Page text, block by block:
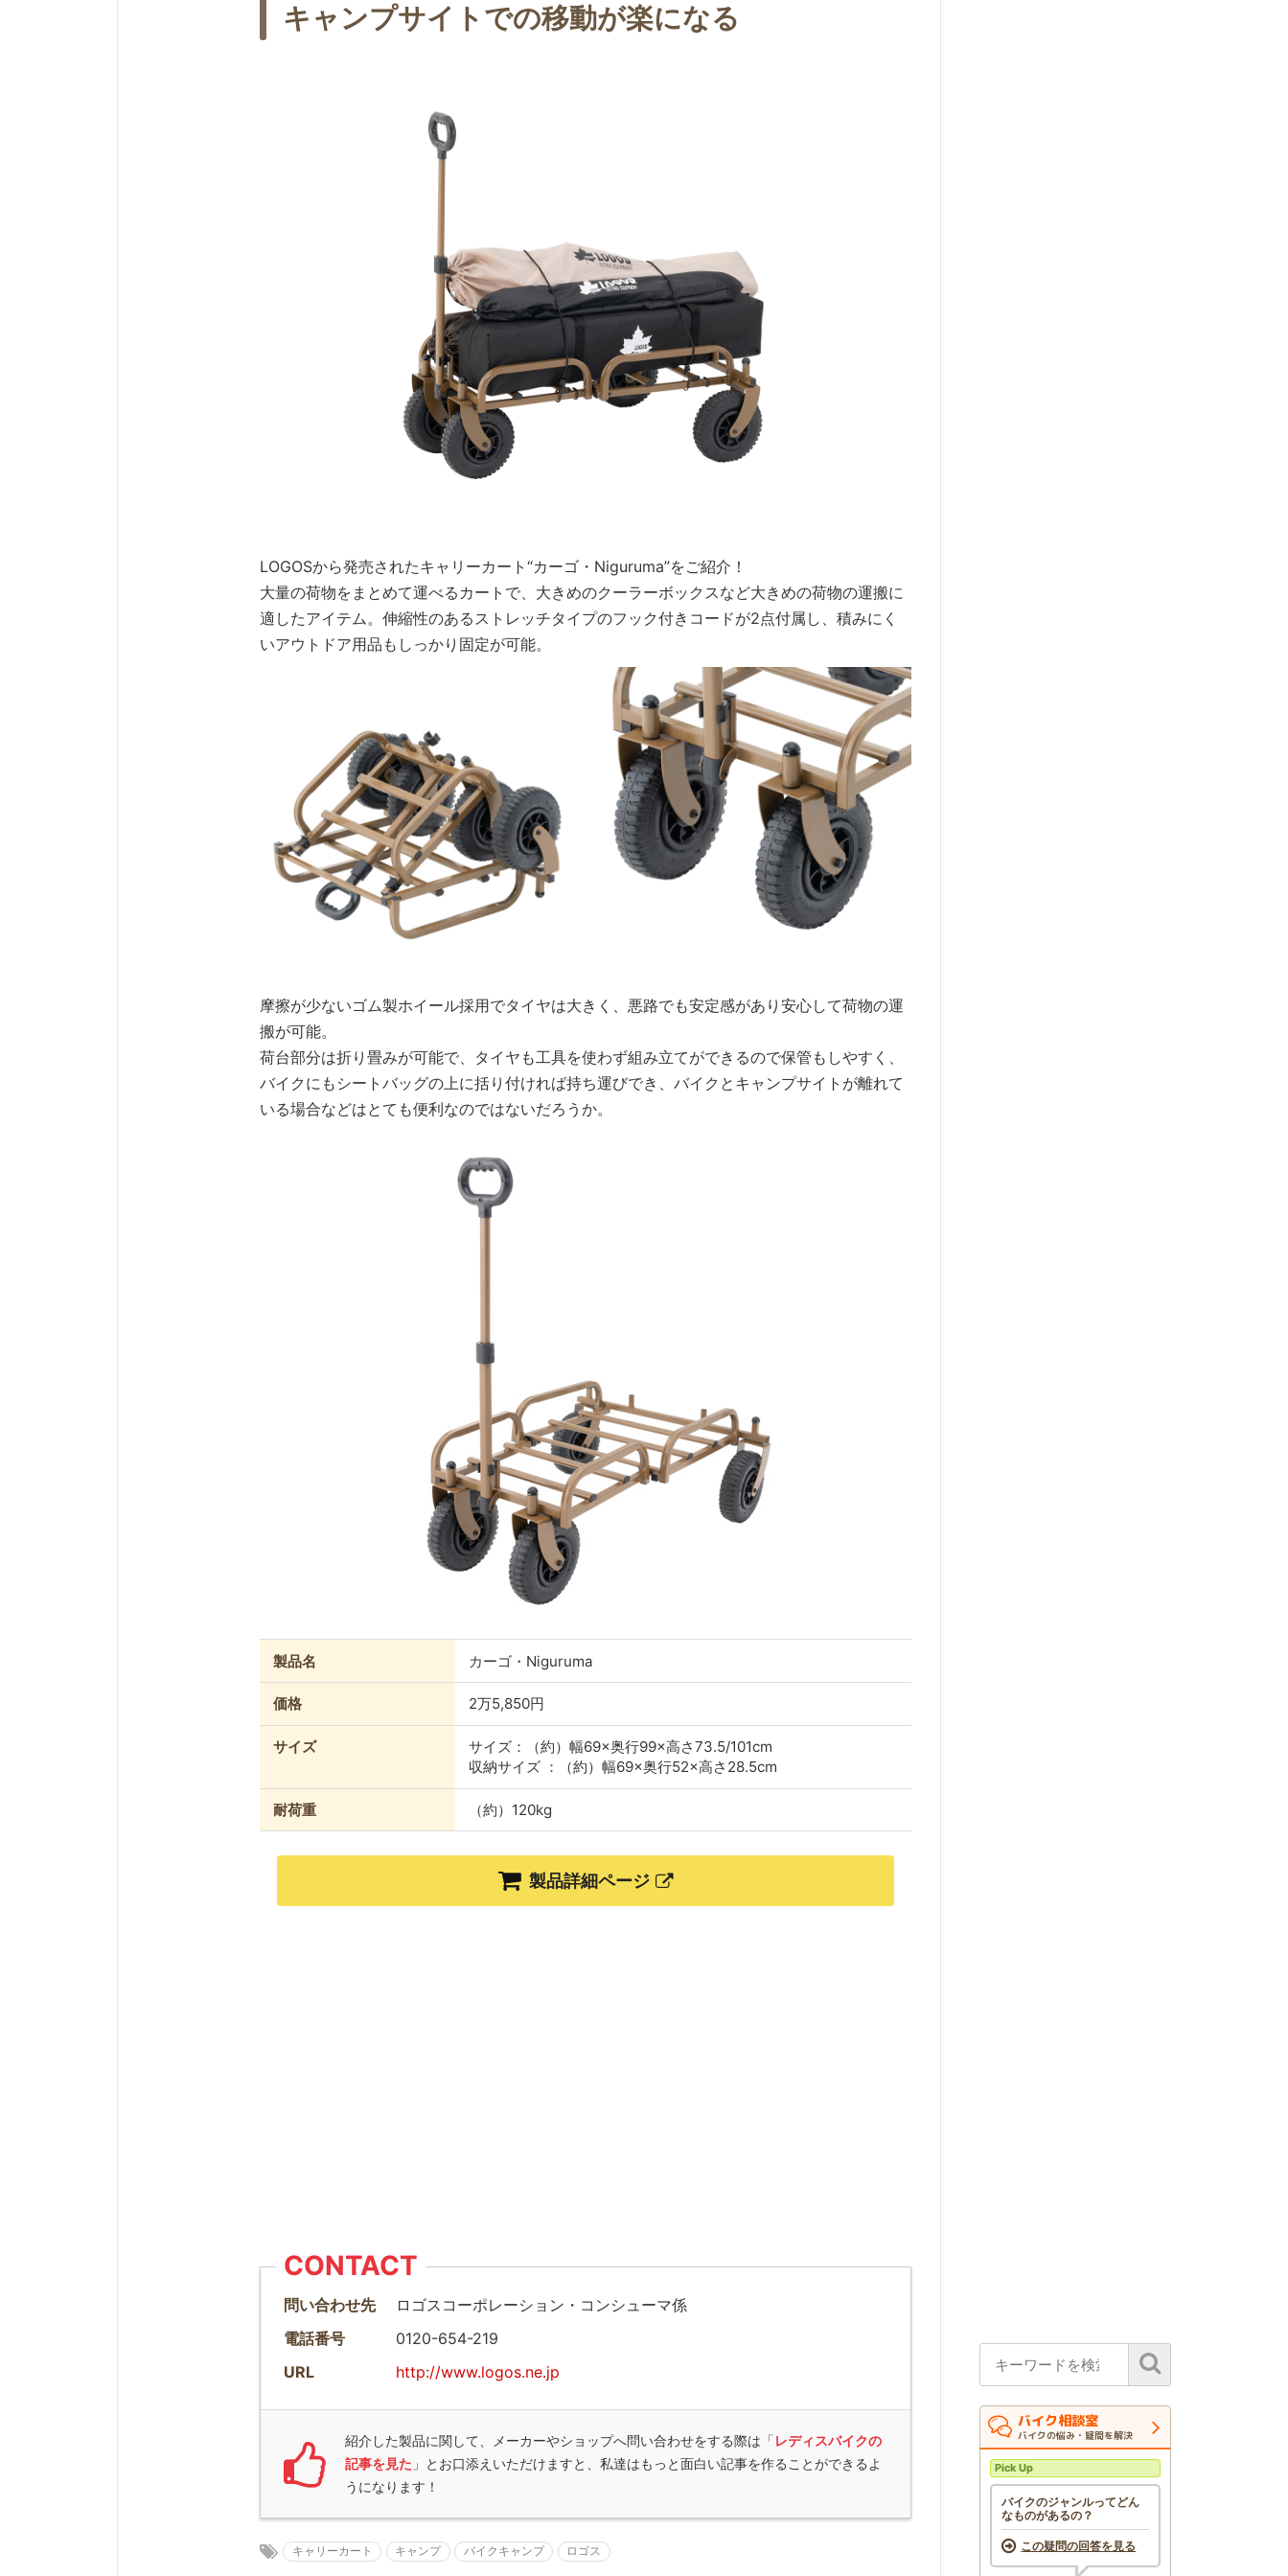
キャンプサイトでの移動が楽になる
LOGOSから発売されたキャリーカート“カーゴ・Niguruma”をご紹介！
大量の荷物をまとめて運べるカートで、大きめのクーラーボックスなど大きめの荷物の運搬に
適したアイテム。伸縮性のあるストレッチタイプのフック付きコードが2点付属し、積みにく
いアウトドア用品もしっかり固定が可能。
摩擦が少ないゴム製ホイール採用でタイヤは大きく、悪路でも安定感があり安心して荷物の運
搬が可能。
荷台部分は折り畳みが可能で、タイヤも工具を使わず組み立てができるので保管もしやすく、
バイクにもシートバッグの上に括り付ければ持ち運びでき、バイクとキャンプサイトが離れて
いる場合などはとても便利なのではないだろうか。
製品名 カーゴ・Niguruma
価格 2万5,850円
サイズ
サイズ：（約）幅69×奥⾏99×⾼さ73.5/101cm
収納サイズ ：（約）幅69×奥⾏52×⾼さ28.5cm
耐荷重 （約）120kg
製品詳細ページ
CONTACT
問い合わせ先
ロゴスコーポレーション・コンシューマ係
電話番号
0120-654-219
URL
http://www.logos.ne.jp
紹介した製品に関して、メーカーやショップへ問い合わせをする際は「レディスバイクの
記事を見た 」とお口添えいただけますと、私達はもっと面白い記事を作ることができるよ
うになります！
キャリーカート キャンプ バイクキャンプ ロゴス
バイク相談室
バイクの悩み・疑問を解決
Pick Up
バイクのジャンルってどん
なものがあるの？
この疑問の回答を見る